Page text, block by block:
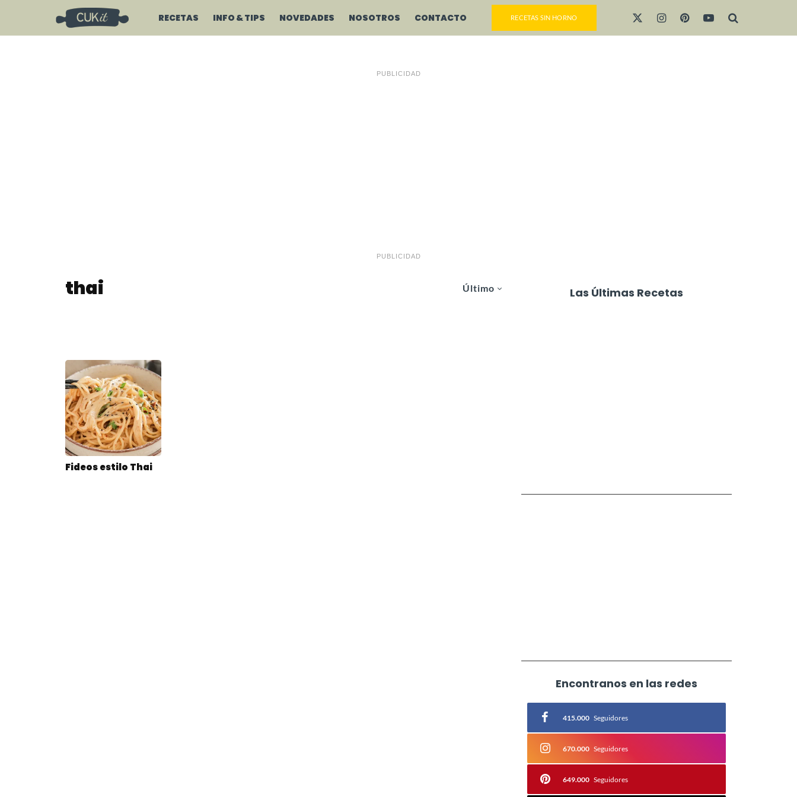
RECETAS INFO & TIPS NOVEDADES NOSOTROS CONTACTO RECETAS SIN HORNO
PUBLICIDAD
PUBLICIDAD
Último
thai
Fideos estilo Thai
Las Últimas Recetas
Encontranos en las redes
415.000 Seguidores
670.000 Seguidores
649.000 Seguidores